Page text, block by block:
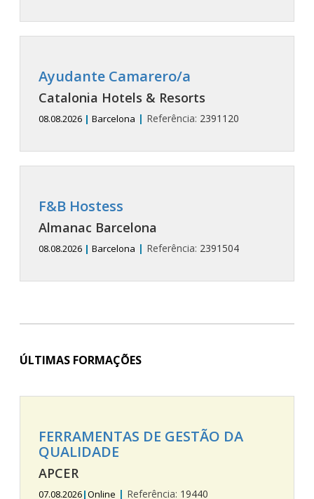
Ayudante Camarero/a
Catalonia Hotels & Resorts
08.08.2026 | Barcelona | Referência: 2391120
F&B Hostess
Almanac Barcelona
08.08.2026 | Barcelona | Referência: 2391504
ÚLTIMAS FORMAÇÕES
FERRAMENTAS DE GESTÃO DA
QUALIDADE
APCER
07.08.2026|Online | Referência: 19440